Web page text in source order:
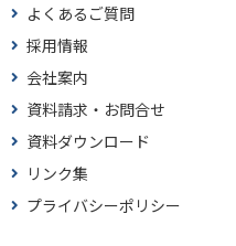
よくあるご質問
採用情報
会社案内
資料請求・お問合せ
資料ダウンロード
リンク集
プライバシーポリシー